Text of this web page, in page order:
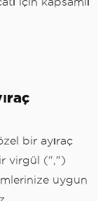
bir ayıraç
virgül (",")
uygun